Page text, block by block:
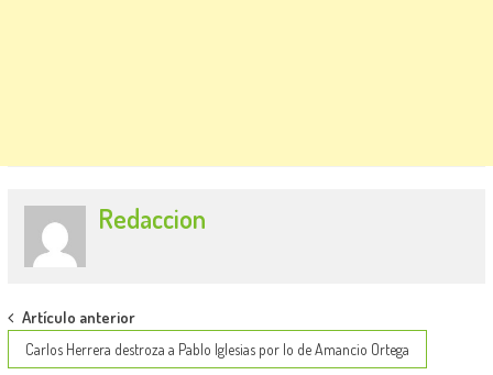
Redaccion
Post
navigation
Artículo anterior
Carlos Herrera destroza a Pablo Iglesias por lo de Amancio Ortega